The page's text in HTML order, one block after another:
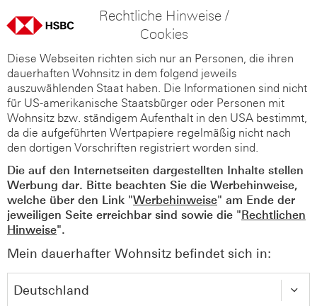
Rechtliche Hinweise /
Cookies
Diese Webseiten richten sich nur an Personen, die ihren
dauerhaften Wohnsitz in dem folgend jeweils
auszuwählenden Staat haben. Die Informationen sind nicht
für US-amerikanische Staatsbürger oder Personen mit
Wohnsitz bzw. ständigem Aufenthalt in den USA bestimmt,
da die aufgeführten Wertpapiere regelmäßig nicht nach
den dortigen Vorschriften registriert worden sind.
Die auf den Internetseiten dargestellten Inhalte stellen
Werbung dar. Bitte beachten Sie die Werbehinweise,
welche über den Link "Werbehinweise" am Ende der
jeweiligen Seite erreichbar sind sowie die "Rechtlichen
Hinweise".
Mein dauerhafter Wohnsitz befindet sich in: